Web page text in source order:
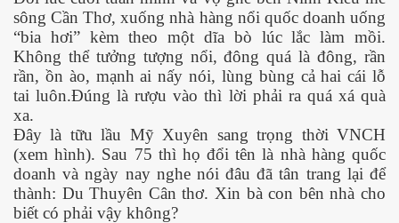
sông Cần Thơ, xuống nhà hàng nổi quốc doanh uống
“bia hơi” kèm theo một dĩa bò lúc lắc làm mồi.
Không thể tưởng tượng nổi, đông quá là đông, rần
rần, ồn ào, mạnh ai nấy nói, lùng bùng cả hai cái lỗ
tai luôn.Đúng là rượu vào thì lời phải ra quá xá quà
xa.
Đây là tữu lầu Mỹ Xuyên sang trọng thời VNCH
(xem hình). Sau 75 thì họ đổi tên là nhà hàng quốc
doanh và ngày nay nghe nói đâu đã tân trang lại để
thành: Du Thuyên Cân thơ. Xin bà con bên nhà cho
biết có phải vậy không?
và ĐBCL